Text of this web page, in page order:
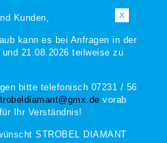
X
Kunden,
kann es bei Anfragen in der
21.08.2026 teilweise zu
bitte telefonisch 07231 / 56
vorab
Ihr Verständnis!
STROBEL DIAMANT